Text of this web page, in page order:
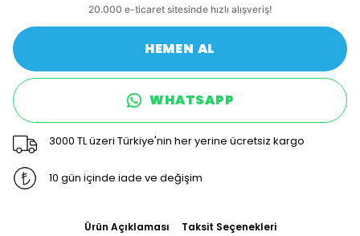
HEMEN AL
WHATSAPP
3000 TL üzeri Türkiye'nin her yerine ücretsiz kargo
10 gün içinde iade ve değişim
Ürün Açıklaması Taksit Seçenekleri